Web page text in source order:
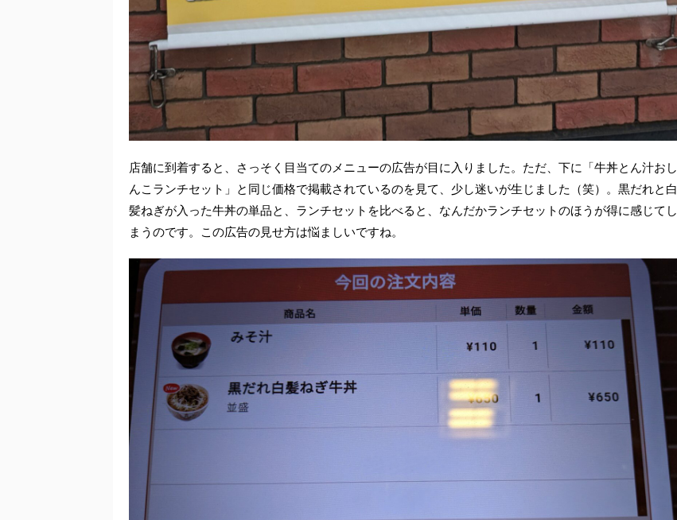
店舗に到着すると、さっそく目当てのメニューの広告が目に入りました。ただ、下に「牛丼とん汁おし
んこランチセット」と同じ価格で掲載されているのを見て、少し迷いが生じました（笑）。黒だれと白
髪ねぎが入った牛丼の単品と、ランチセットを比べると、なんだかランチセットのほうが得に感じてし
まうのです。この広告の見せ方は悩ましいですね。